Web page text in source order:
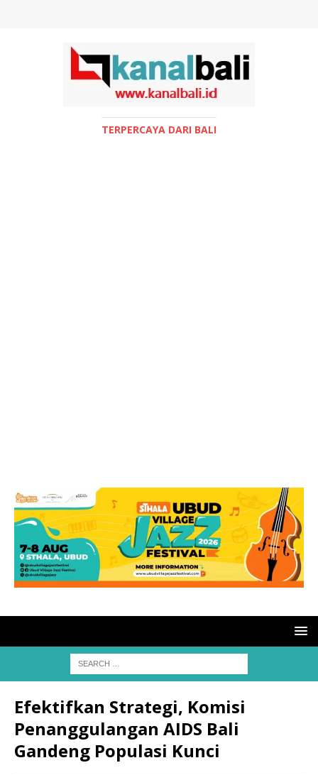
TERPERCAYA DARI BALI
Efektifkan Strategi, Komisi
Penanggulangan AIDS Bali
Gandeng Populasi Kunci